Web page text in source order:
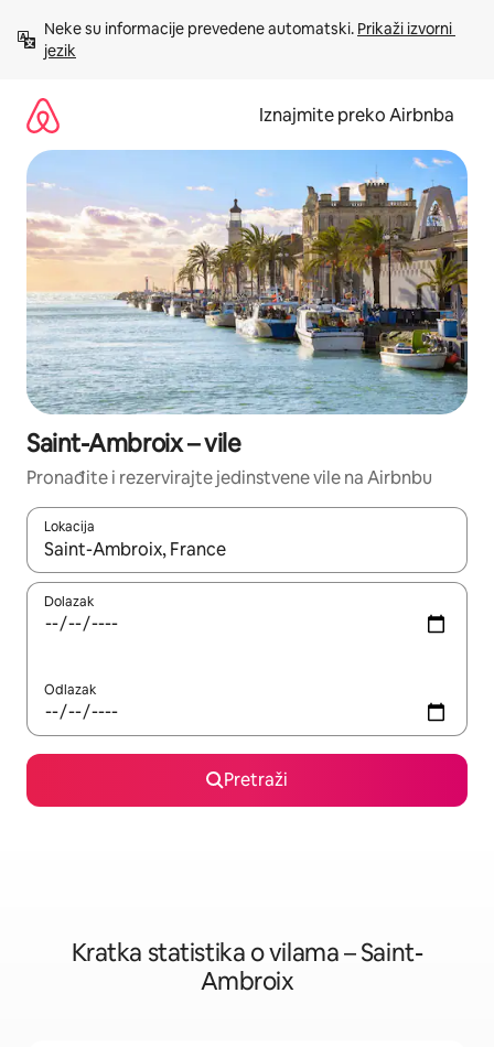
sadržaj
Neke su informacije prevedene automatski. Prikaži izvorni
jezik
Iznajmite preko Airbnba
Saint-Ambroix – vile
Pronađite i rezervirajte jedinstvene vile na Airbnbu
Lokacija
Kada budu dostupni rezultati, moći ćete ih pregledati
Dolazak
Odlazak
Pretraži
Kratka statistika o vilama – Saint-
Ambroix